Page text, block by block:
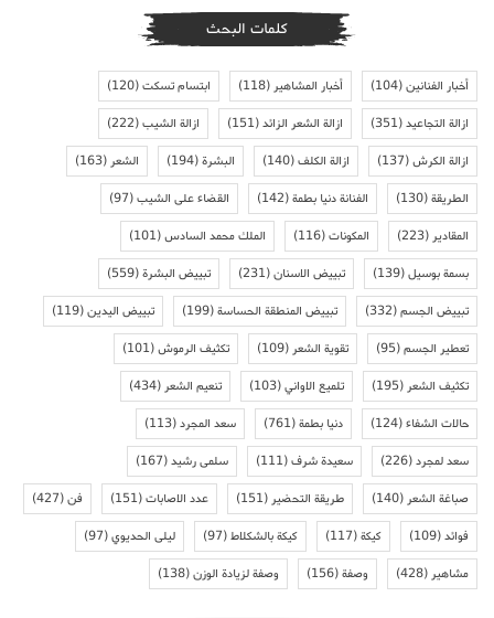
كلمات البحث
أخبار الفنانين(104) أخبار المشاهير(118) ابتسام تسكت(120)
ازالة التجاعيد(351) ازالة الشعر الزائد(151) ازالة الشيب(222)
ازالة الكرش(137) ازالة الكلف(140) البشرة(194) الشعر(163)
الطريقة(130) الفنانة دنيا بطمة(142) القضاء على الشيب(97)
المقادير(223) المكونات(116) الملك محمد السادس(101)
بسمة بوسيل(139) تبييض الاسنان(231) تبييض البشرة(559)
تبييض الجسم(332) تبييض المنطقة الحساسة(199) تبييض اليدين(119)
تعطير الجسم(95) تقوية الشعر(109) تكثيف الرموش(101)
تكثيف الشعر(195) تلميع الاواني(103) تنعيم الشعر(434)
حالات الشفاء(124) دنيا بطمة(761) سعد المجرد(113)
سعد لمجرد(226) سعيدة شرف(111) سلمى رشيد(167)
صباغة الشعر(140) طريقة التحضير(151) عدد الاصابات(151) فن(427)
فوائد(109) كيكة(117) كيكة بالشكلاط(97) ليلى الحديوي(97)
مشاهير(428) وصفة(156) وصفة لزيادة الوزن(138)